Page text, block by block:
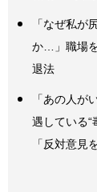
「なぜ私が
か…」職場
退法
「あの人が
遇している“
「反対意見